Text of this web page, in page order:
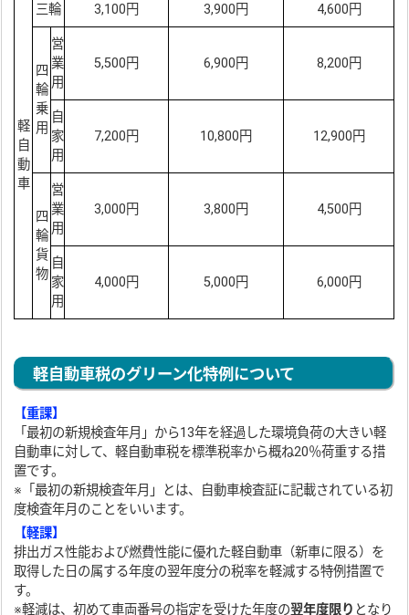
軽
自
動
車
三輪 3,100円 3,900円 4,600円
四
輪
乗
用
営
業
用
5,500円 6,900円 8,200円
自
家
用
7,200円 10,800円 12,900円
四
輪
貨
物
営
業
用
3,000円 3,800円 4,500円
自
家
用
4,000円 5,000円 6,000円
軽自動車税のグリーン化特例について
【重課】
「最初の新規検査年月」から13年を経過した環境負荷の大きい軽
自動車に対して、軽自動車税を標準税率から概ね20％荷重する措
置です。
※「最初の新規検査年月」とは、自動車検査証に記載されている初
度検査年月のことをいいます。
【軽課】
排出ガス性能および燃費性能に優れた軽自動車（新車に限る）を
取得した日の属する年度の翌年度分の税率を軽減する特例措置で
す。
※軽減は、初めて車両番号の指定を受けた年度の翌年度限り となり